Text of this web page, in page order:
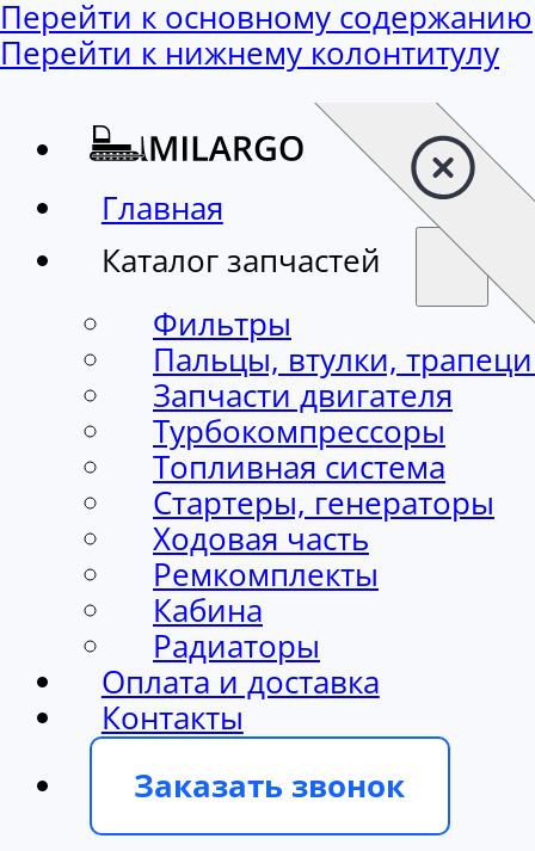
Перейти к основному содержанию
Перейти к нижнему колонтитулу
Главная
Каталог запчастей
Фильтры
Пальцы, втулки,
Запчасти двигателя
Турбокомпрессоры
Топливная система
Стартеры, генераторы
Ходовая часть
Ремкомплекты
Кабина
Радиаторы
Оплата и доставка
Контакты
Заказать звонок